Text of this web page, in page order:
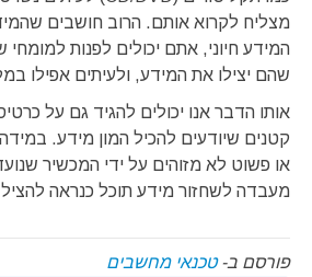
מצליח לקרוא אותם. הרוב חושבים
המידע חיוני, אתם יכולים לפנות למומחי
שהם יצילו את המידע, ולעיתים אפילו
אותו הדבר אנו יכולים להגיד גם על
קטנים שיודעים להכיל המון מידע.
או פשוט לא מזוהים על ידי המכשיר
מעבדה לשחזור מידע תוכל כנראה
פורסם ב-טכנאי מחשבים